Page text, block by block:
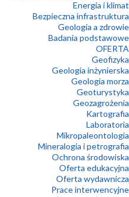
Energia i klimat
Bezpieczna infrastruktura
Geologia a zdrowie
Badania podstawowe
OFERTA
Geofizyka
Geologia inżynierska
Geologia morza
Geoturystyka
Geozagrożenia
Kartografia
Laboratoria
Mikropaleontologia
Mineralogia i petrografia
Ochrona środowiska
Oferta edukacyjna
Oferta wydawnicza
Prace interwencyjne